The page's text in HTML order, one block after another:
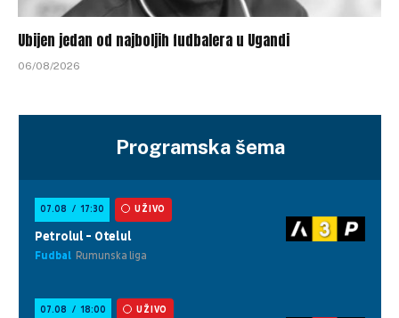
Ubijen jedan od najboljih fudbalera u Ugandi
06/08/2026
Programska šema